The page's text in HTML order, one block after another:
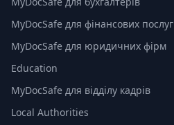
MyDocSafe для фінансових послуг
MyDocSafe для юридичних фірм
Education
MyDocSafe для відділу кадрів
Local Authorities